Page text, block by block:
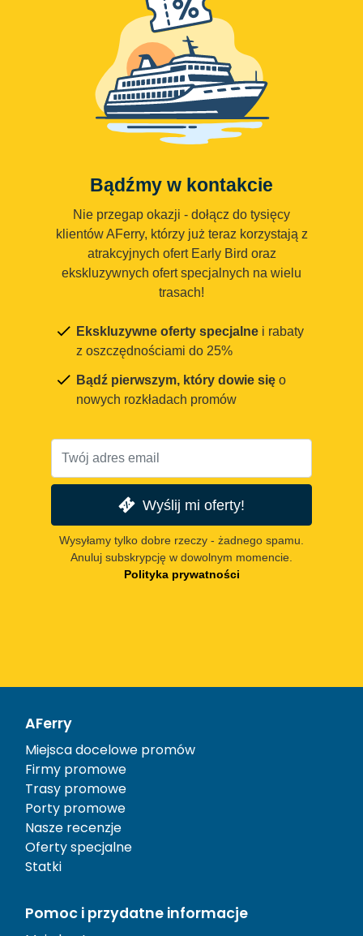
Bądźmy w kontakcie
Nie przegap okazji - dołącz do tysięcy
klientów AFerry, którzy już teraz korzystają z
atrakcyjnych ofert Early Bird oraz
ekskluzywnych ofert specjalnych na wielu
trasach!
Ekskluzywne oferty specjalne i rabaty
z oszczędnościami do 25%
Bądź pierwszym, który dowie się o
nowych rozkładach promów
Wyślij mi oferty!
Wysyłamy tylko dobre rzeczy - żadnego spamu.
Anuluj subskrypcję w dowolnym momencie.
Polityka prywatności
AFerry
Miejsca docelowe promów
Firmy promowe
Trasy promowe
Porty promowe
Nasze recenzje
Oferty specjalne
Statki
Pomoc i przydatne informacje